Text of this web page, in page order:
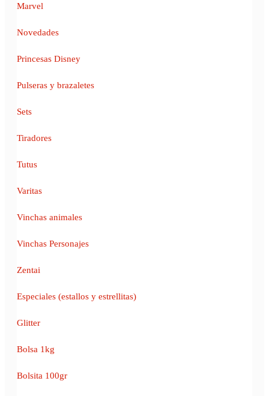
Marvel
Novedades
Princesas Disney
Pulseras y brazaletes
Sets
Tiradores
Tutus
Varitas
Vinchas animales
Vinchas Personajes
Zentai
Especiales (estallos y estrellitas)
Glitter
Bolsa 1kg
Bolsita 100gr